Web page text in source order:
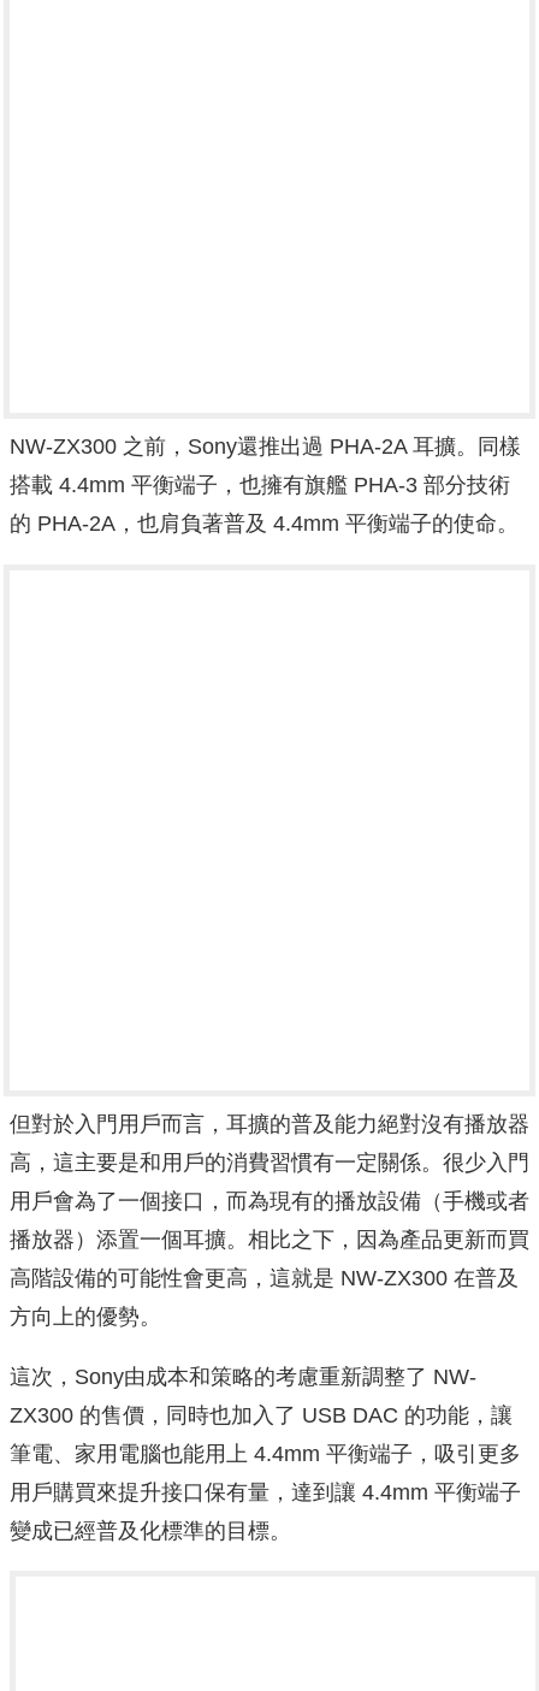
NW-ZX300 之前，Sony還推出過 PHA-2A 耳擴。同樣
搭載 4.4mm 平衡端子，也擁有旗艦 PHA-3 部分技術
的 PHA-2A，也肩負著普及 4.4mm 平衡端子的使命。
但對於入門用戶而言，耳擴的普及能力絕對沒有播放器
高，這主要是和用戶的消費習慣有一定關係。很少入門
用戶會為了一個接口，而為現有的播放設備（手機或者
播放器）添置一個耳擴。相比之下，因為產品更新而買
高階設備的可能性會更高，這就是 NW-ZX300 在普及
方向上的優勢。
這次，Sony由成本和策略的考慮重新調整了 NW-
ZX300 的售價，同時也加入了 USB DAC 的功能，讓
筆電、家用電腦也能用上 4.4mm 平衡端子，吸引更多
用戶購買來提升接口保有量，達到讓 4.4mm 平衡端子
變成已經普及化標準的目標。